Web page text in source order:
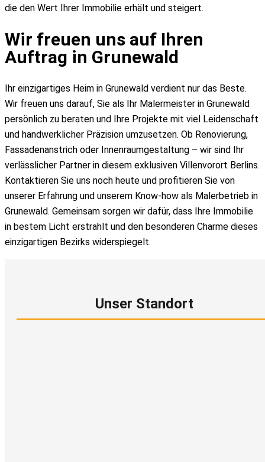
die den Wert Ihrer Immobilie erhält und steigert.
Wir freuen uns auf Ihren
Auftrag in Grunewald
Ihr einzigartiges Heim in Grunewald verdient nur das Beste.
Wir freuen uns darauf, Sie als Ihr Malermeister in Grunewald
persönlich zu beraten und Ihre Projekte mit viel Leidenschaft
und handwerklicher Präzision umzusetzen. Ob Renovierung,
Fassadenanstrich oder Innenraumgestaltung – wir sind Ihr
verlässlicher Partner in diesem exklusiven Villenvorort Berlins.
Kontaktieren Sie uns noch heute und profitieren Sie von
unserer Erfahrung und unserem Know-how als Malerbetrieb in
Grunewald. Gemeinsam sorgen wir dafür, dass Ihre Immobilie
in bestem Licht erstrahlt und den besonderen Charme dieses
einzigartigen Bezirks widerspiegelt.
Unser Standort